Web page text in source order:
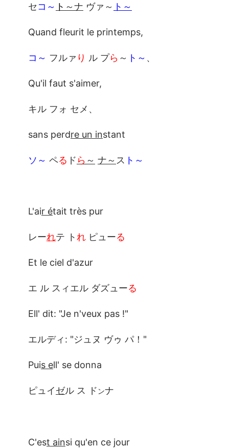
セコ～ ト ～ナ ヴァ～ ト～
Quand fleurit le printemps,
コ～ フルァ り ル プら ～ ト～ 、
Qu'il faut s'aimer,
キル フォ セメ、
sans perdre un instant
ソ～ ペる ド ら ～ ナ～ ス ト～
L'air était très pur
レーれテ トれ ピューる
Et le ciel d'azur
エ ル スィエル ダズューる
Ell' dit: "Je n'veux pas !"
エルディ: "ジュヌ ヴゥ パ！"
Puis ell' se donna
ピュイゼル ス ド ンナ
C'est ainsi qu'en ce jour